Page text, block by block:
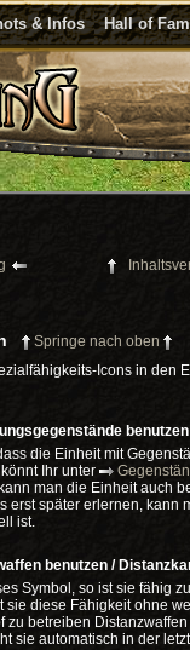
& Infos Hall of
Springe nach oben
Icons in den
benutzen
die Einheit mit
Ihr unter
man die Einheit auch
erst später erlernen, kann
ist.
benutzen /
Symbol, so ist sie fähig
sie diese Fähigkeit ohne
zu betreiben
sie automatisch in der